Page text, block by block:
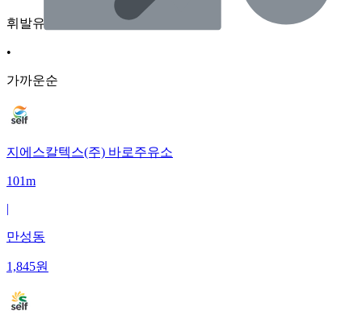
휘발유
•
가까운순
지에스칼텍스(주) 바로주유소
101m
|
만성동
1,845원